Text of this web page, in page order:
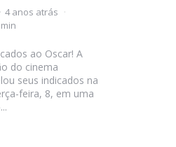
4 anos atrás
min
ao Oscar! A
do cinema
seus indicados na
feira, 8, em uma